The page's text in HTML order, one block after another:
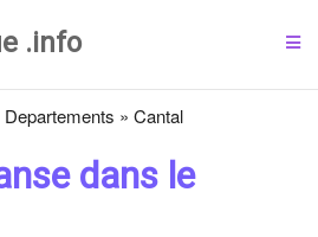
.info
Departements » Cantal
dans le